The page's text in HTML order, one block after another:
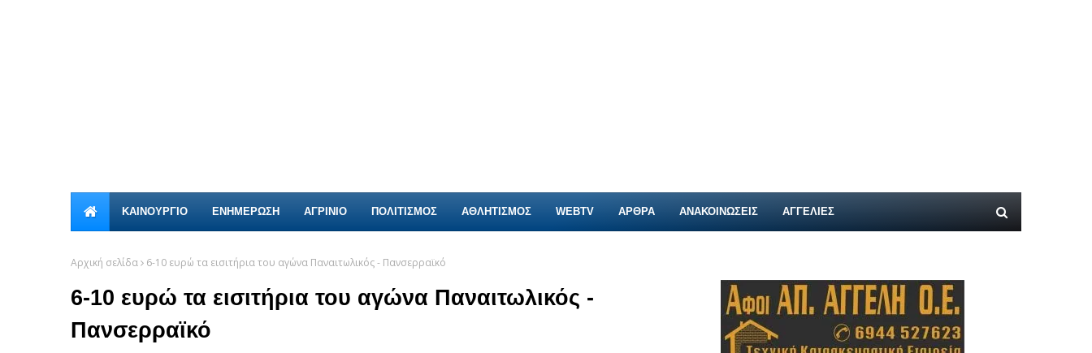
ΚΑΙΝΟΎΡΓΙΟ ΕΝΗΜΕΡΩΣΗ ΑΓΡΙΝΙΟ ΠΟΛΙΤΙΣΜΟΣ ΑΘΛΗΤΙΣΜΟΣ WEBTV ΑΡΘΡΑ ΑΝΑΚΟΙΝΩΣΕΙΣ ΑΓΓΕΛΊΕΣ
Αρχική σελίδα 6-10 ευρώ τα εισιτήρια του αγώνα Παναιτωλικός - Πανσερραϊκό
6-10 ευρώ τα εισιτήρια του αγώνα Παναιτωλικός -
Πανσερραϊκό